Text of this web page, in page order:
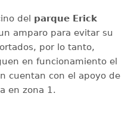
del parque Erick
amparo para evitar su
por lo tanto,
en funcionamiento el
cuentan con el apoyo de
en zona 1.